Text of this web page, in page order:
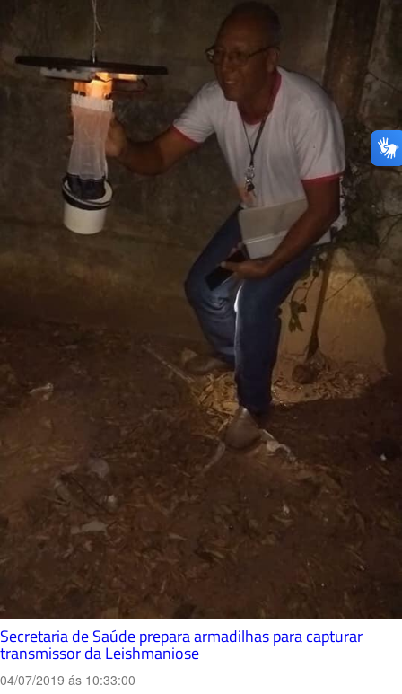
Secretaria de Saúde prepara armadilhas para capturar
transmissor da Leishmaniose
04/07/2019 ás 10:33:00